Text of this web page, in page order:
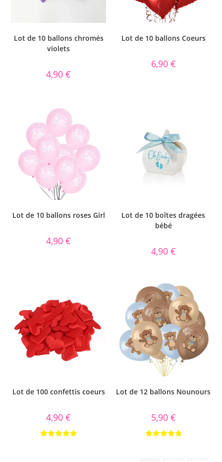
Lot de 10 ballons chromés
violets
4,90€
Lot de 10 ballons Coeurs
6,90 €
Lot de 10 ballons roses Girl
4,90€
Lot de 10 boîtes dragées
bébé
4,90 €
Lot de 100 confettis coeurs
4,90€
Lot de 12 ballons Nounours
5,90 €